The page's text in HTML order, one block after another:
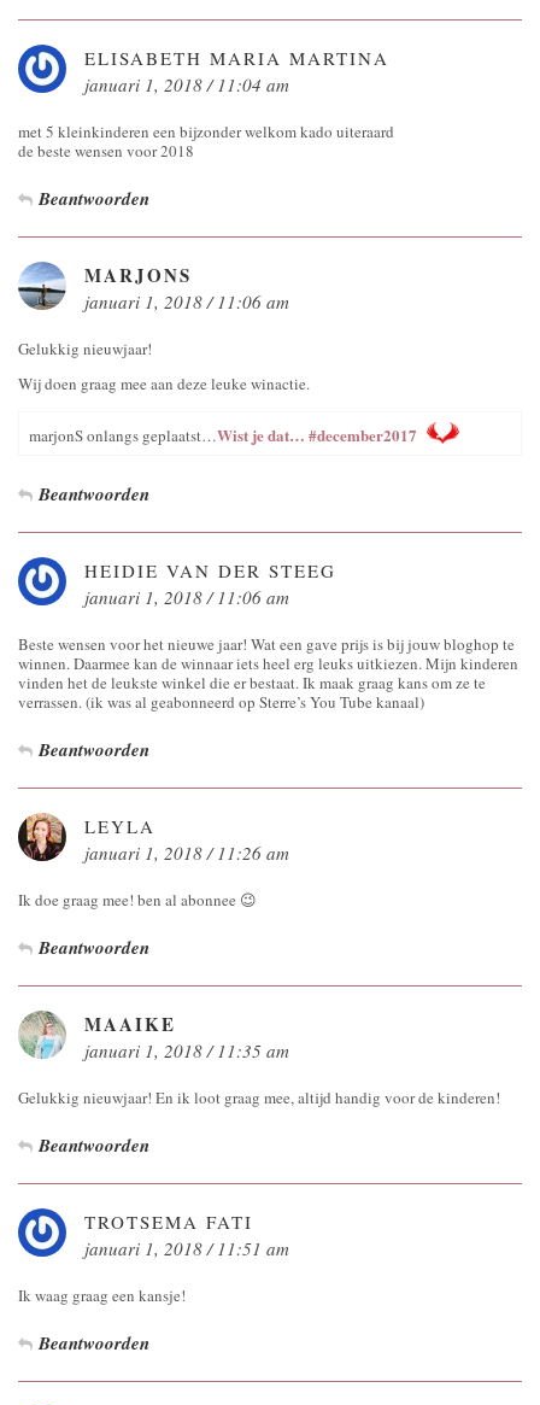
ELISABETH MARIA MARTINA
januari 1, 2018 / 11:04 am
met 5 kleinkinderen een bijzonder welkom kado uiteraard
de beste wensen voor 2018
Beantwoorden
MARJONS
januari 1, 2018 / 11:06 am
Gelukkig nieuwjaar!
Wij doen graag mee aan deze leuke winactie.
marjonS onlangs geplaatst…Wist je dat… #december2017
Beantwoorden
HEIDIE VAN DER STEEG
januari 1, 2018 / 11:06 am
Beste wensen voor het nieuwe jaar! Wat een gave prijs is bij jouw bloghop te
winnen. Daarmee kan de winnaar iets heel erg leuks uitkiezen. Mijn kinderen
vinden het de leukste winkel die er bestaat. Ik maak graag kans om ze te
verrassen. (ik was al geabonneerd op Sterre’s You Tube kanaal)
Beantwoorden
LEYLA
januari 1, 2018 / 11:26 am
Ik doe graag mee! ben al abonnee 😉
Beantwoorden
MAAIKE
januari 1, 2018 / 11:35 am
Gelukkig nieuwjaar! En ik loot graag mee, altijd handig voor de kinderen!
Beantwoorden
TROTSEMA FATI
januari 1, 2018 / 11:51 am
Ik waag graag een kansje!
Beantwoorden